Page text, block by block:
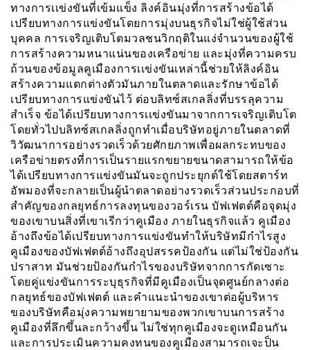
ทางการเเข่งขันที่เข้มแข็ง ลิงค์อินมุ่งที่การสร้างข้อได้
เปรียบทางการแข่งขันโดยการมุ่งบนธุรกิจไม่ใช่ผู้ใช้ส่วน
บุคคล การเจริญเติบโตมวลชนวิกฤติในแง่จำนวนของผู้ใช้
การสร้างความหนาแน่นของเครือข่าย และมุ่งที่ความครบ
ถ้วนของข้อมูลคูเมืองการเเข่งขันเหล่านี้ช่วยให้ลิงค์อิน
สร้างความแตกต่างตัวมันภายในตลาดและรักษาข้อได้
เปรียบทางการแข่งขันไว้ ต่อบลิทซ์สเกลลิ่งที่บรรลุความ
สำเร็จ ข้อได้เปรียบทางการเเข่งขันมาจากการเจริญเติบโต
โดยทั่วไปบลิทซ์สเกลลิ่งถูกทำเมื่อบริษัทอยู่ภายในตลาดที่
วิวัฒนาการอย่างรวดเร็วด้วยศักยภาพเพื่อผลกระทบของ
เครือข่ายตรงที่การเป็นรายแรกขยายขนาดสามารถให้ข้อ
ได้เปรียบทางการแข่งขันมันจะถูกประยุกต์ใช้โดยสตาร์ท
อัพมองที่จะกลายเป็นผู้นำตลาดอย่างรวดเร็วส่วนประกอบที่
สำคัญของกลยุทธ์การลงทุนของวอร์เรน บัฟเฟตต์คือจุดมุ่ง
ของเขาบนสิ่งที่เขาเรีกว่าคูเมือง ภายในธุรกิจแล้ว คูเมือง
อ้างถึงข้อได้เปรียบทางการแข่งขันทำให้บริษัทมีกำไรสูง
คูเมืองของบัฟเฟตต์อ้างถึงอุปสรรคป้องกัน แต่ไม่ใช่ป้องกัน
ปราสาท มันช่วยป้องกันกำไรของบริษัทจากการกัดเซาะ
โดยคู่แข่งขันการระบุธุรกิจที่มีคูเมืองเป็นจุดศูนย์กลางต่อ
กลยุทธ์ของบัฟเฟตต์ และคำแนะนำของเขาต่อผู้บริหาร
ของบริษัทคือมุ่งความพยายามของพวกเขาบนการสร้าง
คูเมืองที่ลึกขึ้นละกว้างขึ้น ไม่ใช่ทุกคูเมืองจะดูเหมือนกัน
และการประเมินความคงทนของคูเมืองสามารถเจะป็น